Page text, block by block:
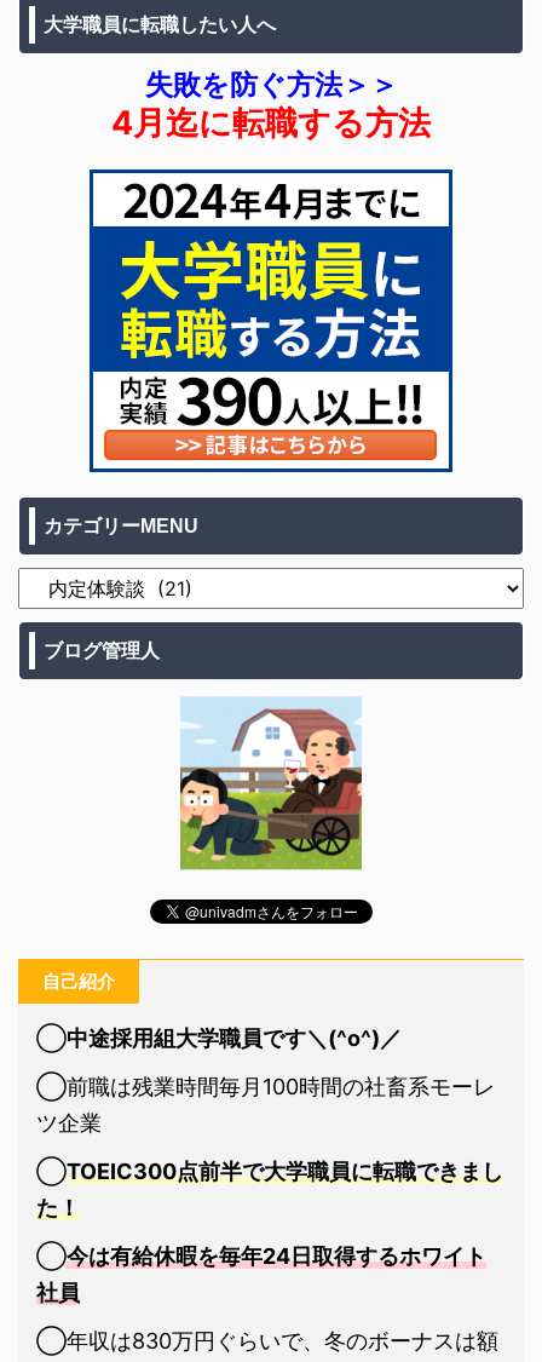
大学職員に転職したい人へ
失敗を防ぐ方法＞＞
4月迄に転職する方法
カテゴリーMENU
ブログ管理人
自己紹介
◯中途採用組大学職員です＼(^o^)／
◯前職は残業時間毎月100時間の社畜系モーレ
ツ企業
◯TOEIC300点前半で大学職員に転職できまし
た！
◯今は有給休暇を毎年24日取得するホワイト
社員
◯年収は830万円ぐらいで、冬のボーナスは額